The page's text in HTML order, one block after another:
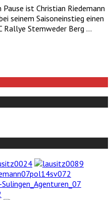
ist Christian Riedemann
seinem Saisoneinstieg einen
Rallye Stemweder Berg ...